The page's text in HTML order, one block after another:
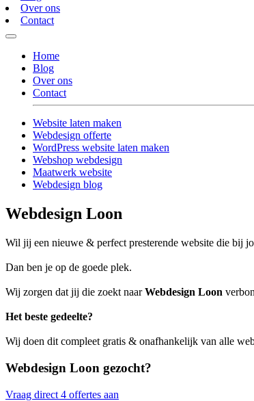
Over ons
Contact
Home
Blog
Over ons
Contact
Website laten maken
Webdesign offerte
WordPress website laten maken
Webshop webdesign
Maatwerk website
Webdesign blog
Webdesign Loon
Wil jij een nieuwe & perfect presterende website die bij
Dan ben je op de goede plek.
Wij zorgen dat jij die zoekt naarWebdesign Loon
Het beste gedeelte?
Wij doen dit compleet gratis & onafhankelijk van alle
Webdesign Loon gezocht?
Vraag direct 4 offertes aan